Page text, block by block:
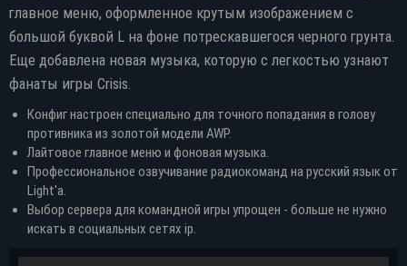
главное меню, оформленное крутым изображением с
большой буквой L на фоне потрескавшегося черного грунта.
Еще добавлена новая музыка, которую с легкостью узнают
фанаты игры Crisis.
Конфиг настроен специально для точного попадания в голову
противника из золотой модели AWP.
Лайтовое главное меню и фоновая музыка.
Профессиональное озвучивание радиокоманд на русский язык от
Light'a.
Выбор сервера для командной игры упрощен - больше не нужно
искать в социальных сетях ip.